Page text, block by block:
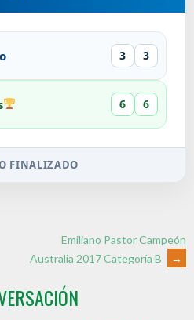
3 3
6 6
FINALIZADO
Emiliano Pastor Campeón
Australia 2017 Categoría B
→